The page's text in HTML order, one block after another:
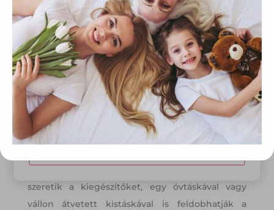
szeretik a kiegészítőket, egy övtáskával vagy
vállon átvetett kistáskával is feldobhatják a
egyes kérdéseiről szóló 2001. évi CVIII. törvény, valamint az
Európai Unió előírásainak megfelelően használjuk. Azon
weblapoknak, melyek az Európai Unió országain belül
működnek, a „sütik" használatához, és ezeknek a
felhasználó számítógépén vagy egyéb eszközén történő
tárolásához a felhasználók hozzájárulását kell kérniük.
Elfogadom
Módosítom a beállításokat